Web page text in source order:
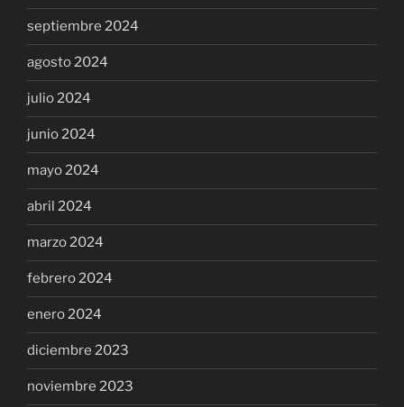
septiembre 2024
agosto 2024
julio 2024
junio 2024
mayo 2024
abril 2024
marzo 2024
febrero 2024
enero 2024
diciembre 2023
noviembre 2023